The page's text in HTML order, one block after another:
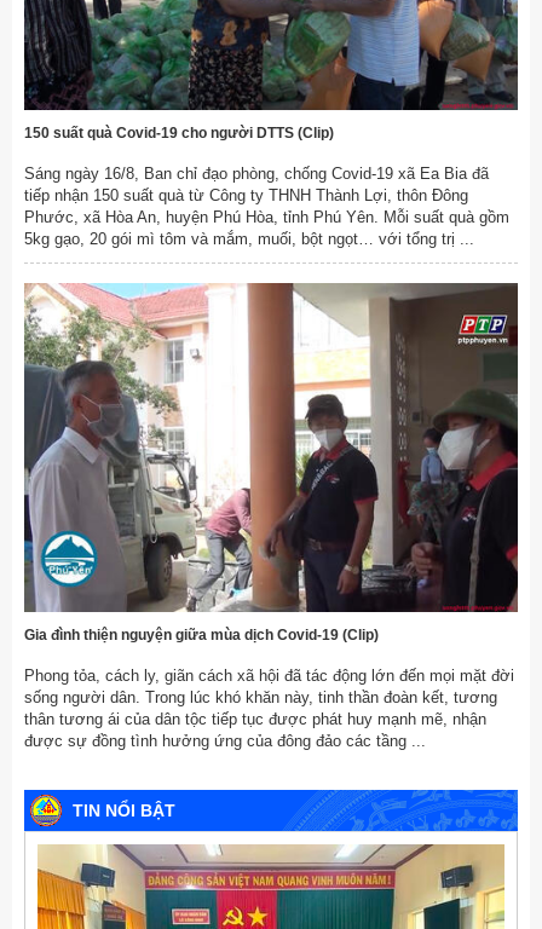
150 suất quà Covid-19 cho người DTTS (Clip)
Sáng ngày 16/8, Ban chỉ đạo phòng, chống Covid-19 xã Ea Bia đã
tiếp nhận 150 suất quà từ Công ty THNH Thành Lợi, thôn Đông
Phước, xã Hòa An, huyện Phú Hòa, tỉnh Phú Yên. Mỗi suất quà gồm
5kg gạo, 20 gói mì tôm và mắm, muối, bột ngọt… với tổng trị ...
Gia đình thiện nguyện giữa mùa dịch Covid-19 (Clip)
Phong tỏa, cách ly, giãn cách xã hội đã tác động lớn đến mọi mặt đời
sống người dân. Trong lúc khó khăn này, tinh thần đoàn kết, tương
thân tương ái của dân tộc tiếp tục được phát huy mạnh mẽ, nhận
được sự đồng tình hưởng ứng của đông đảo các tầng ...
TIN NỔI BẬT